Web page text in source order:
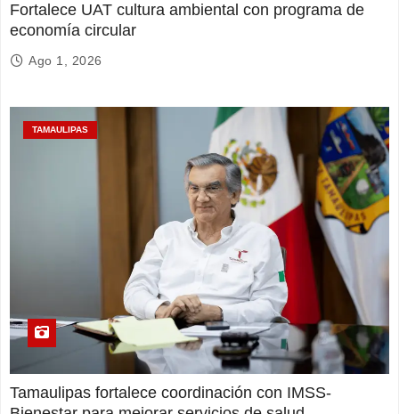
Fortalece UAT cultura ambiental con programa de
economía circular
Ago 1, 2026
TAMAULIPAS
Tamaulipas fortalece coordinación con IMSS-